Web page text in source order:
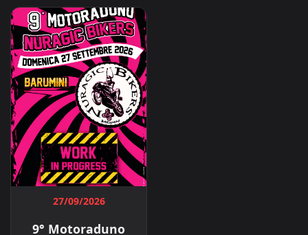
27/09/2026
9° Motoraduno